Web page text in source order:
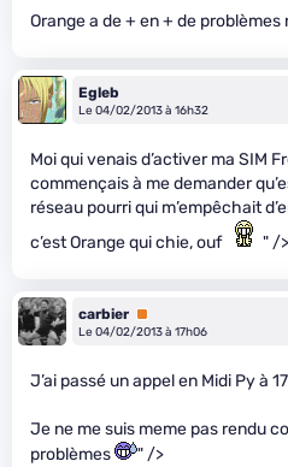
Orange a de + en + de
Egleb
Le 04/02/2013 à 16h32
Moi qui venais d’activer ma SIM
commençais à me demander
réseau pourri qui m’empêchait
c’est Orange qui chie, ouf
" />
carbier Premium
Le 04/02/2013 à 17h06
J’ai passé un appel en Midi Py à
Je ne me suis meme pas rendu
problèmes
" />